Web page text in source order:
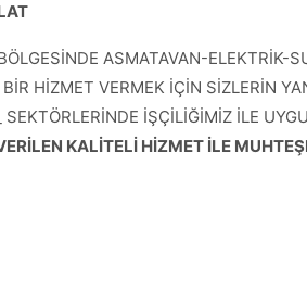
ASMATAVAN-ELEKTRİK-
HİZMET VERMEK İÇİN SİZLERİN
İŞÇİLİĞİMİZ İLE
KALİTELİ HİZMET İLE